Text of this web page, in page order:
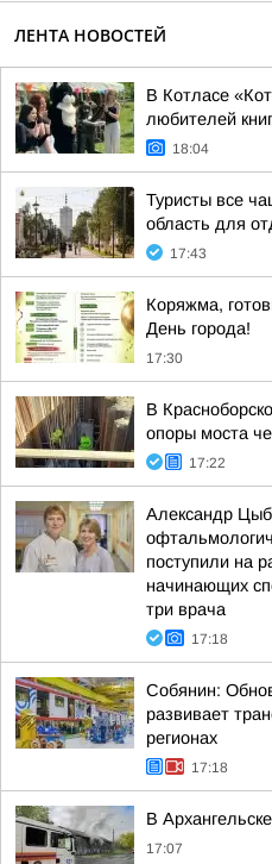
ЛЕНТА НОВОСТЕЙ
В Котласе
любителей книг
18:04
Туристы все
область для
17:43
Коряжма,
День города!
17:30
В
опоры моста
17:22
Александр
поступили на
начинающих
три врача
17:18
Собянин:
развивает
регионах
17:18
В
17:07